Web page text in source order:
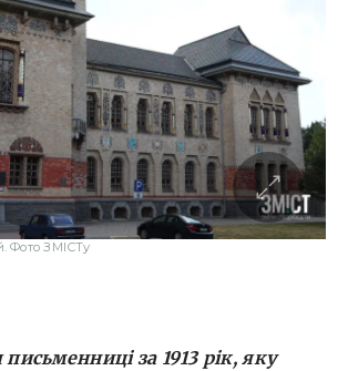
Фото ЗМІСТу
за 1913 рік, яку